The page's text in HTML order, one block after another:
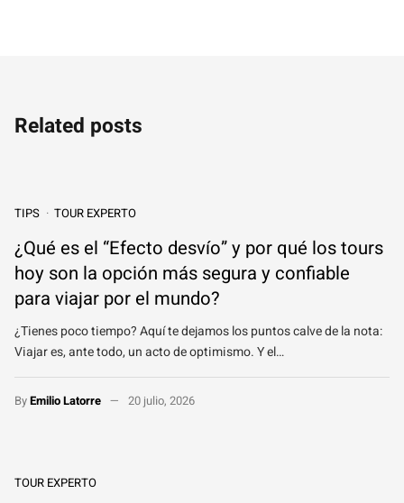
Related posts
TIPS TOUR EXPERTO
¿Qué es el “Efecto desvío” y por qué los tours
hoy son la opción más segura y confiable
para viajar por el mundo?
¿Tienes poco tiempo? Aquí te dejamos los puntos calve de la nota:
Viajar es, ante todo, un acto de optimismo. Y el…
ByEmilio Latorre 20 julio, 2026
TOUR EXPERTO